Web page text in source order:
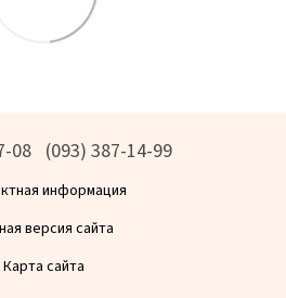
08 (093) 387-14-99
информация
версия сайта
Карта сайта